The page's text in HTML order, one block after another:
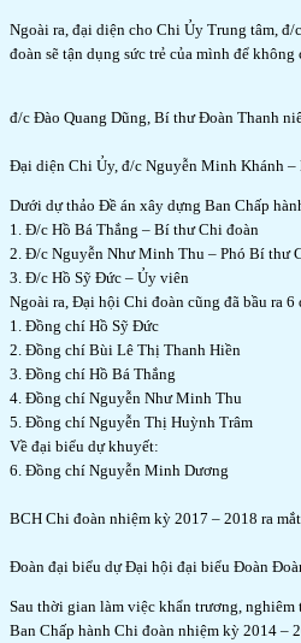
Ngoài ra, đại diện cho Chi Ủy Trung tâm,
đoàn sẽ tận dụng sức trẻ của mình để
đ/c Đào Quang Dũng, Bí thư Đoàn Thanh
Đại diện Chi Ủy, đ/c Nguyễn Minh Khánh
Dưới dự thảo Đề án xây dựng Ban Chấp
1. Đ/c Hồ Bá Thắng – Bí thư Chi đoàn
2. Đ/c Nguyễn Như Minh Thu – Phó Bí thư
3. Đ/c Hồ Sỹ Đức – Ủy viên
Ngoài ra, Đại hội Chi đoàn cũng đã bầu ra
1. Đồng chí Hồ Sỹ Đức
2. Đồng chí Bùi Lê Thị Thanh Hiền
3. Đồng chí Hồ Bá Thắng
4. Đồng chí Nguyễn Như Minh Thu
5. Đồng chí Nguyễn Thị Huỳnh Trâm
Về đại biểu dự khuyết:
6. Đồng chí Nguyễn Minh Dương
BCH Chi đoàn nhiệm kỳ 2017 – 2018 ra mắt
Đoàn đại biểu dự Đại hội đại biểu Đoàn
Sau thời gian làm việc khẩn trương,
Ban Chấp hành Chi đoàn nhiệm kỳ 2014 –